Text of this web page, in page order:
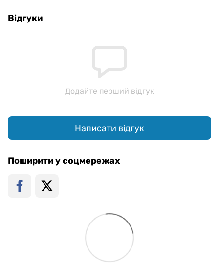
Відгуки
Додайте перший відгук
Написати відгук
Поширити у соцмережах